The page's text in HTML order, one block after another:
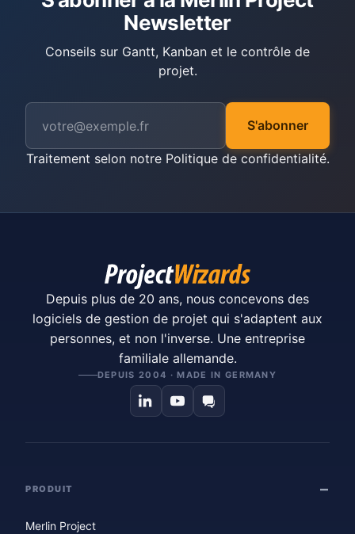
Newsletter
Conseils sur Gantt, Kanban et le contrôle de
projet.
S'abonner
Traitement selon notre Politique de confidentialité.
Depuis plus de 20 ans, nous concevons des
logiciels de gestion de projet qui s'adaptent aux
personnes, et non l'inverse. Une entreprise
familiale allemande.
DEPUIS 2004 · MADE IN GERMANY
PRODUIT
Merlin Project